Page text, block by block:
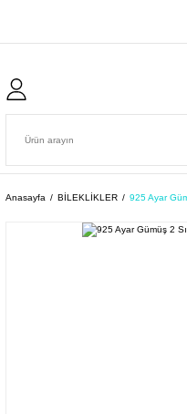
Anasayfa BİLEKLİKLER 925 Ayar